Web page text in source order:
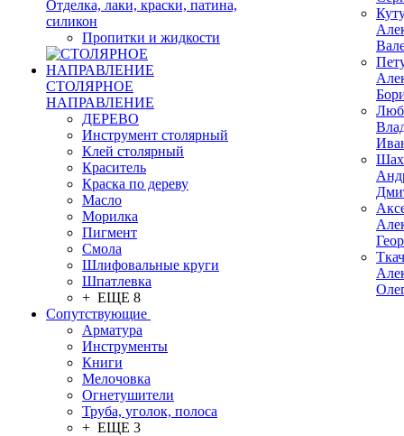
Отделка, лаки, краски, патина,
силикон
Пропитки и жидкости
СТОЛЯРНОЕ
НАПРАВЛЕНИЕ
ДЕРЕВО
Инструмент столярный
Клей столярный
Краситель
Краска по дереву
Масло
Морилка
Пигмент
Смола
Шлифовальные круги
Шпатлевка
+ ЕЩЕ 8
Сопутствующие
Арматура
Инструменты
Книги
Мелочовка
Огнетушители
Труба, уголок, полоса
+ ЕЩЕ 3